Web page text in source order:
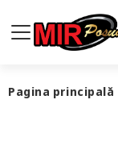
Pagina principală